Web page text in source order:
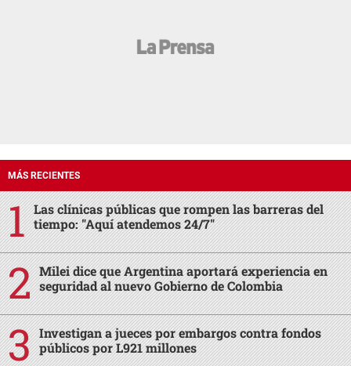
MÁS RECIENTES
Las clínicas públicas que rompen las barreras del
tiempo: "Aquí atendemos 24/7"
Milei dice que Argentina aportará experiencia en
seguridad al nuevo Gobierno de Colombia
Investigan a jueces por embargos contra fondos
públicos por L921 millones